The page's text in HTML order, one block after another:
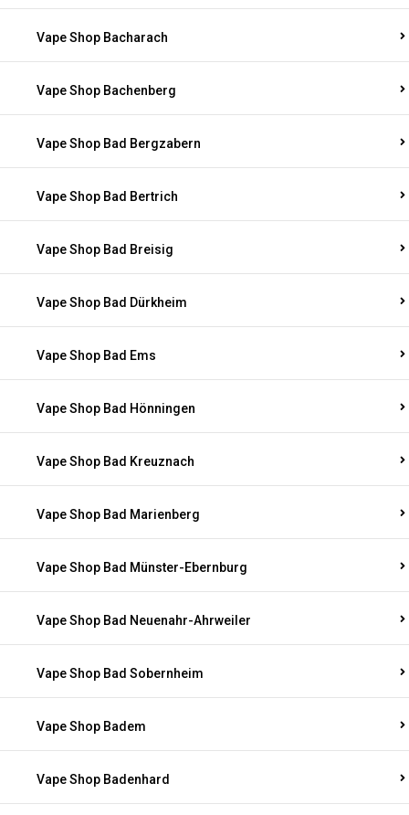
Vape Shop Bacharach
Vape Shop Bachenberg
Vape Shop Bad Bergzabern
Vape Shop Bad Bertrich
Vape Shop Bad Breisig
Vape Shop Bad Dürkheim
Vape Shop Bad Ems
Vape Shop Bad Hönningen
Vape Shop Bad Kreuznach
Vape Shop Bad Marienberg
Vape Shop Bad Münster-Ebernburg
Vape Shop Bad Neuenahr-Ahrweiler
Vape Shop Bad Sobernheim
Vape Shop Badem
Vape Shop Badenhard